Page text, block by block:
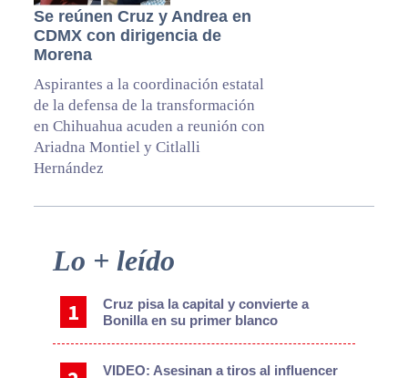
Se reúnen Cruz y Andrea en
CDMX con dirigencia de
Morena
Aspirantes a la coordinación estatal
de la defensa de la transformación
en Chihuahua acuden a reunión con
Ariadna Montiel y Citlalli
Hernández
Primary
Lo + leído
Cruz pisa la capital y convierte a
Bonilla en su primer blanco
VIDEO: Asesinan a tiros al influencer